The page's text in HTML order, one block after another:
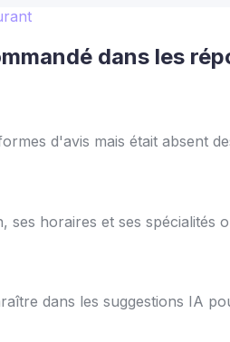
dans les
d'avis mais était absent
ses horaires et ses
dans les suggestions IA